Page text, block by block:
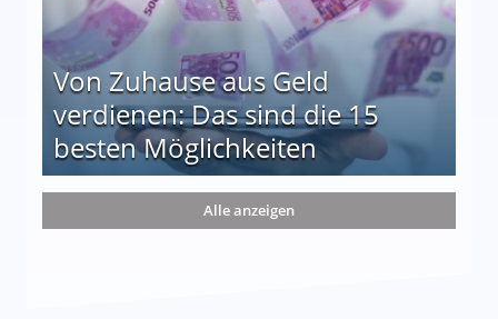
Von Zuhause aus Geld
verdienen: Das sind die 15
besten Möglichkeiten
die 15 besten Möglichkeiten
Alle anzeigen